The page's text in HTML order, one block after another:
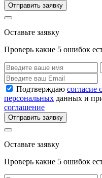
Отправить заявку
Оставьте заявку
Проверь какие 5 ошибок
Подтверждаю согласие
персональных данных и
соглашение
Отправить заявку
Оставьте заявку
Проверь какие 5 ошибок